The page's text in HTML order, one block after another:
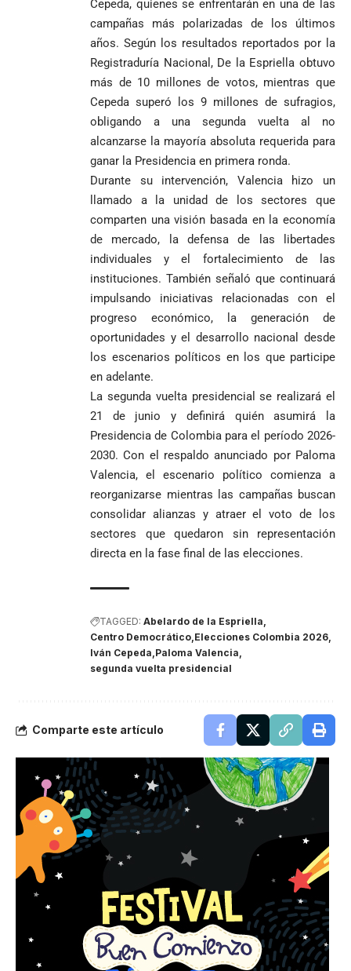
Cepeda, quienes se enfrentarán en una de las
campañas más polarizadas de los últimos
años. Según los resultados reportados por la
Registraduría Nacional, De la Espriella obtuvo
más de 10 millones de votos, mientras que
Cepeda superó los 9 millones de sufragios,
obligando a una segunda vuelta al no
alcanzarse la mayoría absoluta requerida para
ganar la Presidencia en primera ronda.
Durante su intervención, Valencia hizo un
llamado a la unidad de los sectores que
comparten una visión basada en la economía
de mercado, la defensa de las libertades
individuales y el fortalecimiento de las
instituciones. También señaló que continuará
impulsando iniciativas relacionadas con el
progreso económico, la generación de
oportunidades y el desarrollo nacional desde
los escenarios políticos en los que participe
en adelante.
La segunda vuelta presidencial se realizará el
21 de junio y definirá quién asumirá la
Presidencia de Colombia para el período 2026-
2030. Con el respaldo anunciado por Paloma
Valencia, el escenario político comienza a
reorganizarse mientras las campañas buscan
consolidar alianzas y atraer el voto de los
sectores que quedaron sin representación
directa en la fase final de las elecciones.
TAGGED: Abelardo de la Espriella
Centro Democrático Elecciones Colombia 2026
Iván Cepeda Paloma Valencia
segunda vuelta presidencial
Comparte este artículo